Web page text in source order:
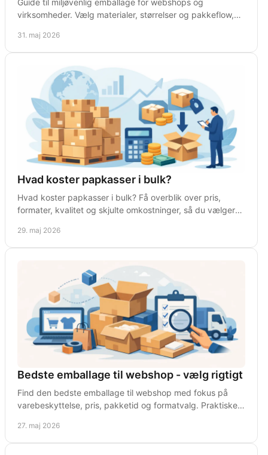
Guide til miljøvenlig emballage for webshops og
virksomheder. Vælg materialer, størrelser og pakkeflow,
31. maj 2026
Hvad koster papkasser i bulk?
Hvad koster papkasser i bulk? Få overblik over pris,
formater, kvalitet og skjulte omkostninger, så du vælger
29. maj 2026
Bedste emballage til webshop - vælg rigtigt
Find den bedste emballage til webshop med fokus på
varebeskyttelse, pris, pakketid og formatvalg. Praktiske
27. maj 2026